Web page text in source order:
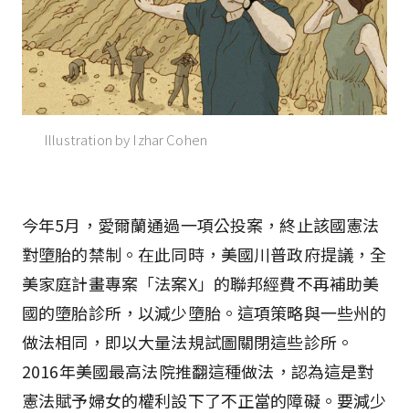
Illustration by Izhar Cohen
今年5月，愛爾蘭通過一項公投案，終止該國憲法
對墮胎的禁制。在此同時，美國川普政府提議，全
美家庭計畫專案「法案X」的聯邦經費不再補助美
國的墮胎診所，以減少墮胎。這項策略與一些州的
做法相同，即以大量法規試圖關閉這些診所。
2016年美國最高法院推翻這種做法，認為這是對
憲法賦予婦女的權利設下了不正當的障礙。要減少